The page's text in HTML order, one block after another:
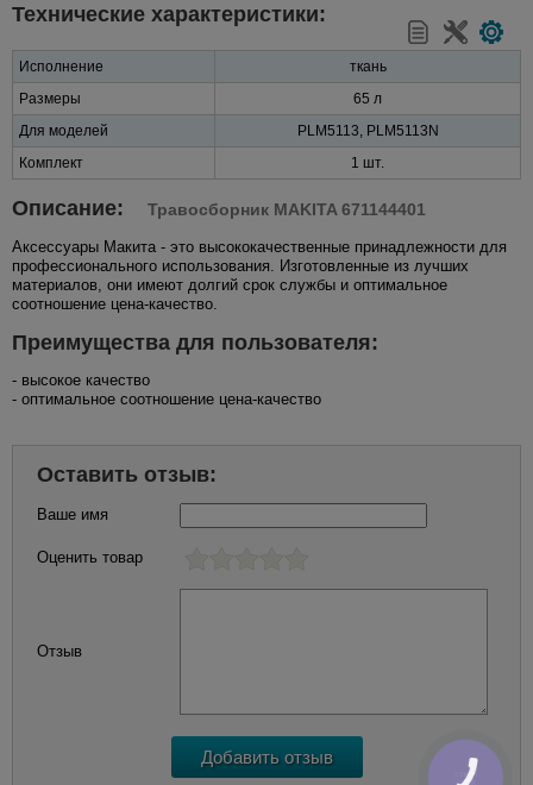
Технические характеристики:
Исполнение
ткань
Размеры
65 л
Для моделей
PLM5113, PLM5113N
Комплект
1 шт.
Описание: Травосборник MAKITA 671144401
Аксессуары Макита - это высококачественные принадлежности для
профессионального использования. Изготовленные из лучших
материалов, они имеют долгий срок службы и оптимальное
соотношение цена-качество.
Преимущества для пользователя:
- высокое качество
- оптимальное соотношение цена-качество
Оставить отзыв:
Ваше имя
Оценить товар
Отзыв
КНОПКА
ЗВ'ЯЗКУ